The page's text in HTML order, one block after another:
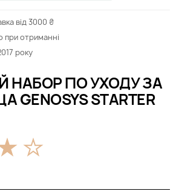
НАБОР ПО УХОДУ ЗА
STARTER
від 3000 ₴
при отриманні
року